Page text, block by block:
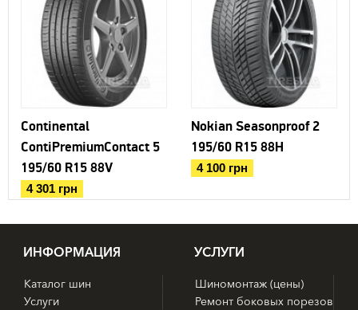
Continental
ContiPremiumContact 5
195/60 R15 88V
4 301 грн
Nokian Seasonproof 2
195/60 R15 88H
4 100 грн
ИНФОРМАЦИЯ
Каталог шин
Услуги
УСЛУГИ
Шиномонтаж (цены)
Ремонт боковых порезов